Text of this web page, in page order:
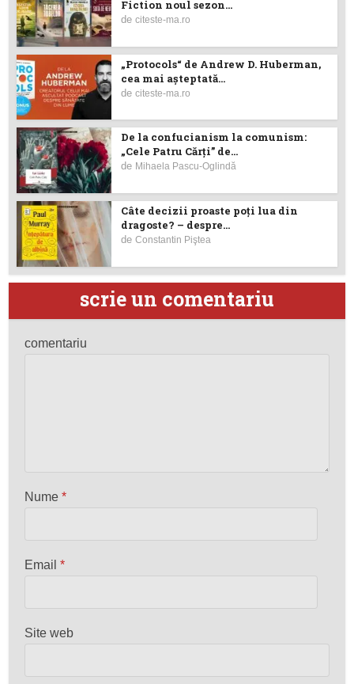
Fiction noul sezon...
deciteste-ma.ro
„Protocols“ de Andrew D. Huberman,
cea mai așteptată...
deciteste-ma.ro
De la confucianism la comunism:
„Cele Patru Cărți” de...
de Mihaela Pascu-Oglindă
Câte decizii proaste poţi lua din
dragoste? – despre...
deConstantin Piştea
scrie un comentariu
comentariu
Nume*
Email*
Site web